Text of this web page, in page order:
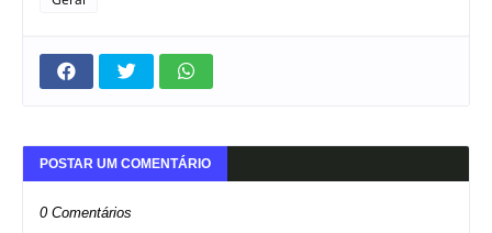
POSTAR UM COMENTÁRIO
0 Comentários